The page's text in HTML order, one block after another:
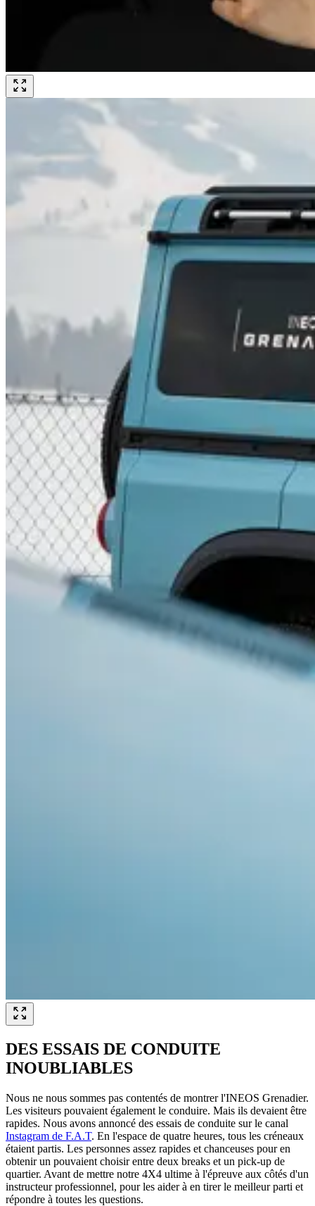
DES ESSAIS DE CONDUITE
INOUBLIABLES
Nous ne nous sommes pas contentés de montrer l'INEOS Grenadier.
Les visiteurs pouvaient également le conduire. Mais ils devaient être
rapides. Nous avons annoncé des essais de conduite sur le canal
Instagram de F.A.T. En l'espace de quatre heures, tous les créneaux
étaient partis. Les personnes assez rapides et chanceuses pour en
obtenir un pouvaient choisir entre deux breaks et un pick-up de
quartier. Avant de mettre notre 4X4 ultime à l'épreuve aux côtés d'un
instructeur professionnel, pour les aider à en tirer le meilleur parti et
répondre à toutes les questions.